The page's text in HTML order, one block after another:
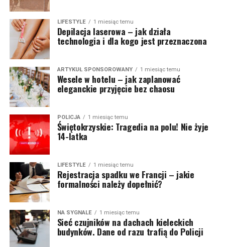
LIFESTYLE 1 miesiąc temu
Depilacja laserowa – jak działa
technologia i dla kogo jest przeznaczona
ARTYKUŁ SPONSOROWANY 1 miesiąc temu
Wesele w hotelu – jak zaplanować
eleganckie przyjęcie bez chaosu
POLICJA 1 miesiąc temu
Świętokrzyskie: Tragedia na polu! Nie żyje
14-latka
LIFESTYLE 1 miesiąc temu
Rejestracja spadku we Francji – jakie
formalności należy dopełnić?
NA SYGNALE 1 miesiąc temu
Sieć czujników na dachach kieleckich
budynków. Dane od razu trafią do Policji